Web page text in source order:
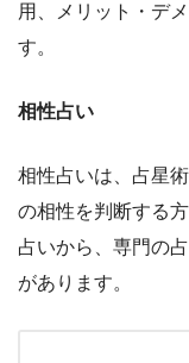
用、メリット・デ
す。
相性占い
相性占いは、占星
の相性を判断する
占いから、専門の
があります。